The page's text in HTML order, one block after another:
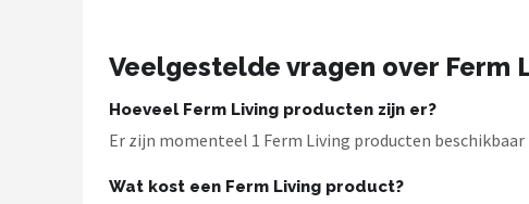
Veelgestelde vragen over Ferm
Hoeveel Ferm Living producten zijn er?
Er zijn momenteel 1 Ferm Living producten
Wat kost een Ferm Living product?